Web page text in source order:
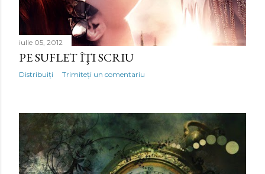
iulie 05, 2012
PE SUFLET ÎŢI SCRIU
Distribuiți Trimiteți un comentariu